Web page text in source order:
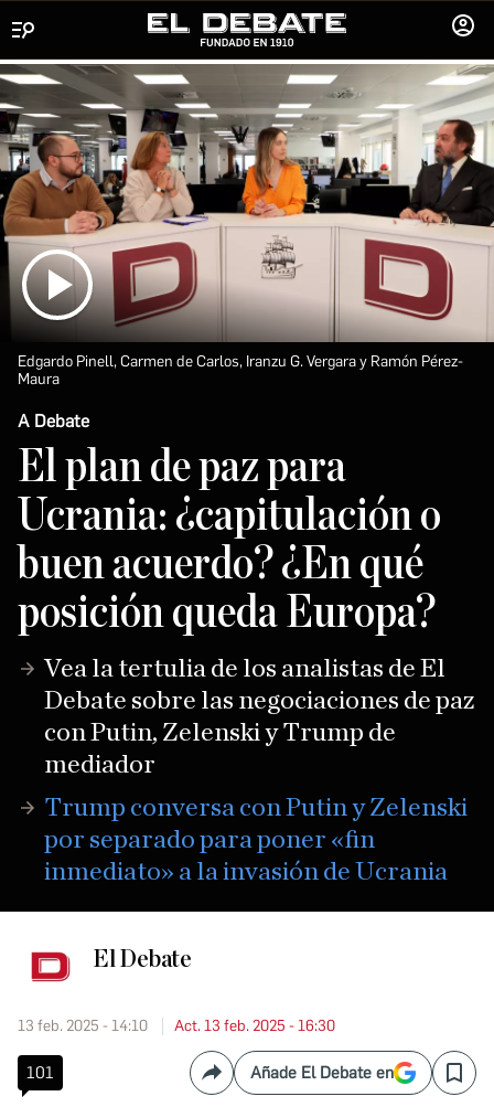
SESIÓN
Edgardo Pinell, Carmen de Carlos, Iranzu G. Vergara y Ramón Pérez-
Maura
A Debate
El plan de paz para
Ucrania: ¿capitulación o
buen acuerdo? ¿En qué
posición queda Europa?
Vea la tertulia de los analistas de El
Debate sobre las negociaciones de paz
con Putin, Zelenski y Trump de
mediador
Trump conversa con Putin y Zelenski
por separado para poner «fin
inmediato» a la invasión de Ucrania
El Debate
13 feb. 2025 - 14:10 Act. 13 feb. 2025 - 16:30
101 CompartirAñade El Debate en Save